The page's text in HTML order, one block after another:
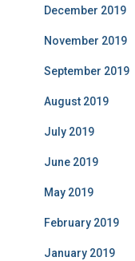
December 2019
November 2019
September 2019
August 2019
July 2019
June 2019
May 2019
February 2019
January 2019